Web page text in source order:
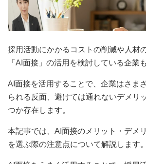
採用活動にかかるコストの削減や人材
「AI面接」の活用を検討している企業
AI面接を活用することで、企業はさま
られる反面、避けては通れないデメリ
つか存在します。
本記事では、AI面接のメリット・デメ
を選ぶ際の注意点について解説します。